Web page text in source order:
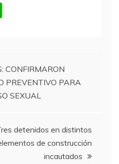
A
p
p
CONFIRMARON
PREVENTIVO PARA
SEXUAL
detenidos en distintos
de construcción
incautados